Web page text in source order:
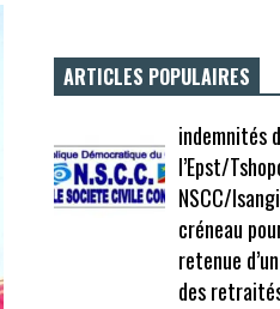
ARTICLES POPULAIRES
indemnités
l’Epst/
NSCC/
créneau
retenue
des